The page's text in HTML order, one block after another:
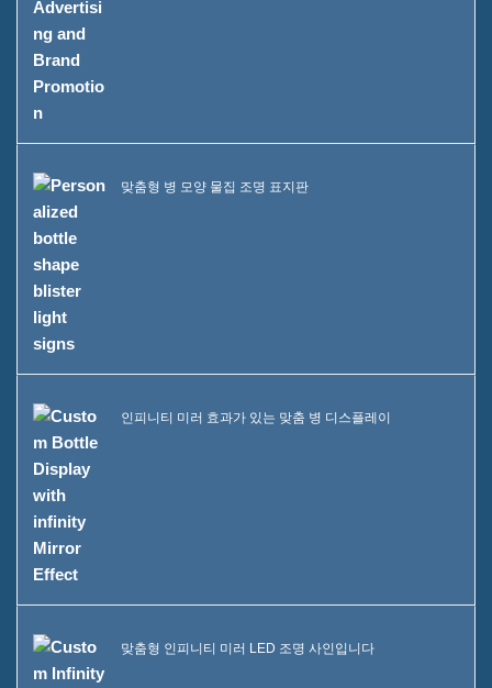
맞춤형 병 모양 물집 조명 표지판
인피니티 미러 효과가 있는 맞춤 병 디스플레이
맞춤형 인피니티 미러 LED 조명 사인입니다